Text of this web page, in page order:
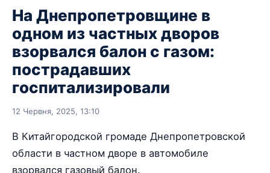
На Днепропетровщине в
одном из частных дворов
взорвался балон с газом:
пострадавших
госпитализировали
12 Червня, 2025, 13:10
В Китайгородской громаде Днепропетровской
области в частном дворе в автомобиле
взорвался газовый балон.